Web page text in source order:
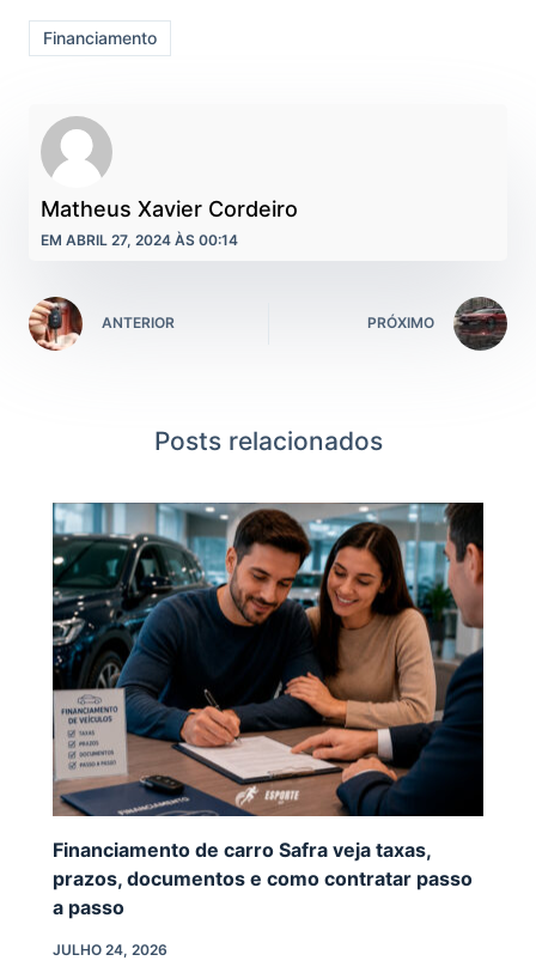
Financiamento
Matheus Xavier Cordeiro
EM ABRIL 27, 2024 ÀS 00:14
ANTERIOR PRÓXIMO
Posts relacionados
Financiamento de carro Safra veja taxas,
prazos, documentos e como contratar passo
a passo
JULHO 24, 2026